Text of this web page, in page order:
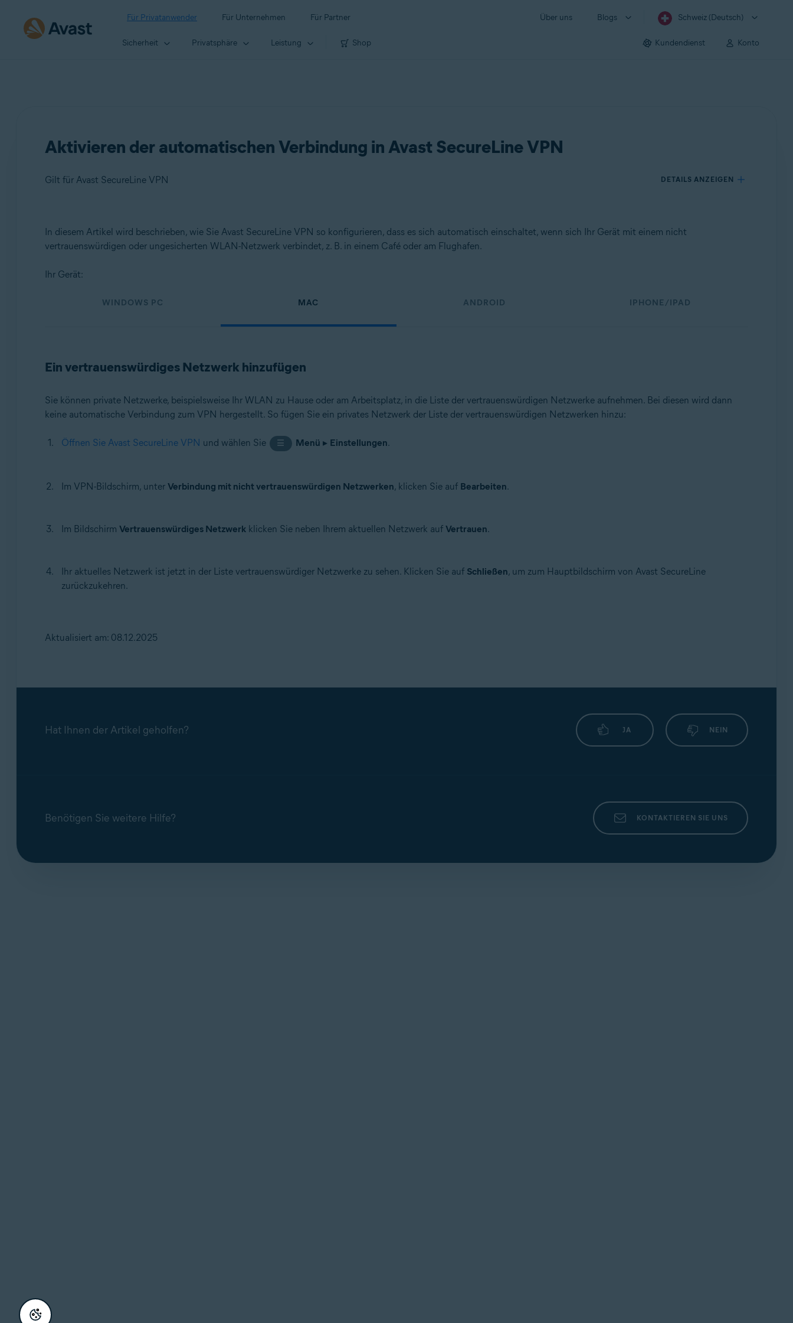
Für Privatanwender Für Unternehmen Für Partner Über uns Blogs Schweiz (Deutsch)
Sicherheit Privatsphäre Leistung Shop Kundendienst Konto
Aktivieren der automatischen Verbindung in Avast SecureLine VPN
Gilt für Avast SecureLine VPN DETAILS ANZEIGEN
Produkte:
Avast SecureLine VPN
Betriebssysteme:
In diesem Artikel wird beschrieben, wie Sie Avast SecureLine VPN so konfigurieren, dass es sich automatisch einschaltet, wenn sich Ihr Gerät mit einem nicht
vertrauenswürdigen oder ungesicherten WLAN-Netzwerk verbindet, z. B. in einem Café oder am Flughafen.
Ihr Gerät:
WINDOWS PC MAC ANDROID IPHONE/IPAD
Ein vertrauenswürdiges Netzwerk hinzufügen
Sie können private Netzwerke, beispielsweise Ihr WLAN zu Hause oder am Arbeitsplatz, in die Liste der vertrauenswürdigen Netzwerke aufnehmen. Bei diesen wird dann
keine automatische Verbindung zum VPN hergestellt. So fügen Sie ein privates Netzwerk der Liste der vertrauenswürdigen Netzwerken hinzu:
Öffnen Sie Avast SecureLine VPN und wählen Sie ☰ Menü ▸ Einstellungen.
Im VPN-Bildschirm, unter Verbindung mit nicht vertrauenswürdigen Netzwerken, klicken Sie auf Bearbeiten.
Im Bildschirm Vertrauenswürdiges Netzwerkklicken Sie neben Ihrem aktuellen Netzwerk auf Vertrauen.
Ihr aktuelles Netzwerk ist jetzt in der Liste vertrauenswürdiger Netzwerke zu sehen. Klicken Sie auf Schließen, um zum Hauptbildschirm von Avast SecureLine
zurückzukehren.
Aktualisiert am: 08.12.2025
Hat Ihnen der Artikel geholfen? JA NEIN
Benötigen Sie weitere Hilfe? KONTAKTIEREN SIE UNS